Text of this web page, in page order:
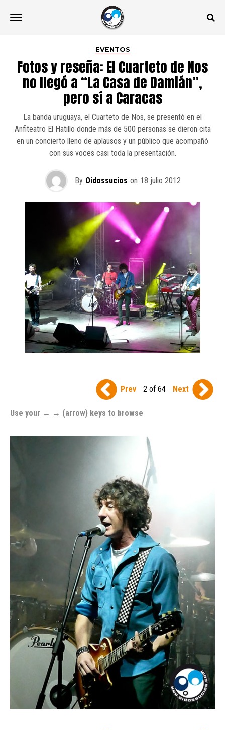
EVENTOS
Fotos y reseña: El Cuarteto de Nos
no llegó a “La Casa de Damián”,
pero sí a Caracas
La banda uruguaya, el Cuarteto de Nos, se presentó en el
Anfiteatro El Hatillo donde más de 500 personas se dieron cita
en un concierto lleno de aplausos y un público que acompañó
con sus voces casi toda la presentación.
By Oidossucios on 18 julio 2012
Prev 2 of 64 Next
Use your ← → (arrow) keys to browse